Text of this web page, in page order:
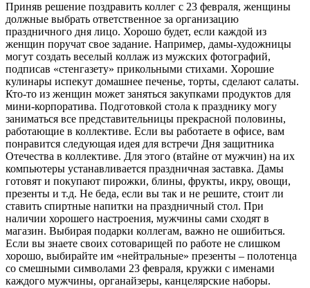
Приняв решение поздравить коллег с 23 февраля, женщины
должные выбрать ответственное за организацию
праздничного дня лицо. Хорошо будет, если каждой из
женщин поручат свое задание. Например, дамы-художницы
могут создать веселый коллаж из мужских фотографий,
подписав «стенгазету» прикольными стихами. Хорошие
кулинары испекут домашнее печенье, торты, сделают салаты.
Кто-то из женщин может заняться закупками продуктов для
мини-корпоратива. Подготовкой стола к празднику могу
заниматься все представительницы прекрасной половины,
работающие в коллективе. Если вы работаете в офисе, вам
понравится следующая идея для встречи Дня защитника
Отечества в коллективе. Для этого (втайне от мужчин) на их
компьютеры устанавливается праздничная заставка. Дамы
готовят и покупают пирожки, блины, фрукты, икру, овощи,
презенты и т.д. Не беда, если вы так и не решите, стоит ли
ставить спиртные напитки на праздничный стол. При
наличии хорошего настроения, мужчины сами сходят в
магазин. Выбирая подарки коллегам, важно не ошибиться.
Если вы знаете своих сотоварищей по работе не слишком
хорошо, выбирайте им «нейтральные» презенты – полотенца
со смешными символами 23 февраля, кружки с именами
каждого мужчины, органайзеры, канцелярские наборы.